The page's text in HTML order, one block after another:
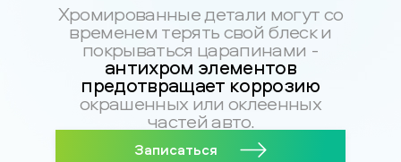
Хромированные детали могут со
временем терять свой блеск и
покрываться царапинами -
антихром элементов
предотвращает коррозию
окрашенных или оклеенных
частей авто.
Записаться